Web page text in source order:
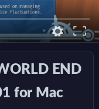
END
for Mac